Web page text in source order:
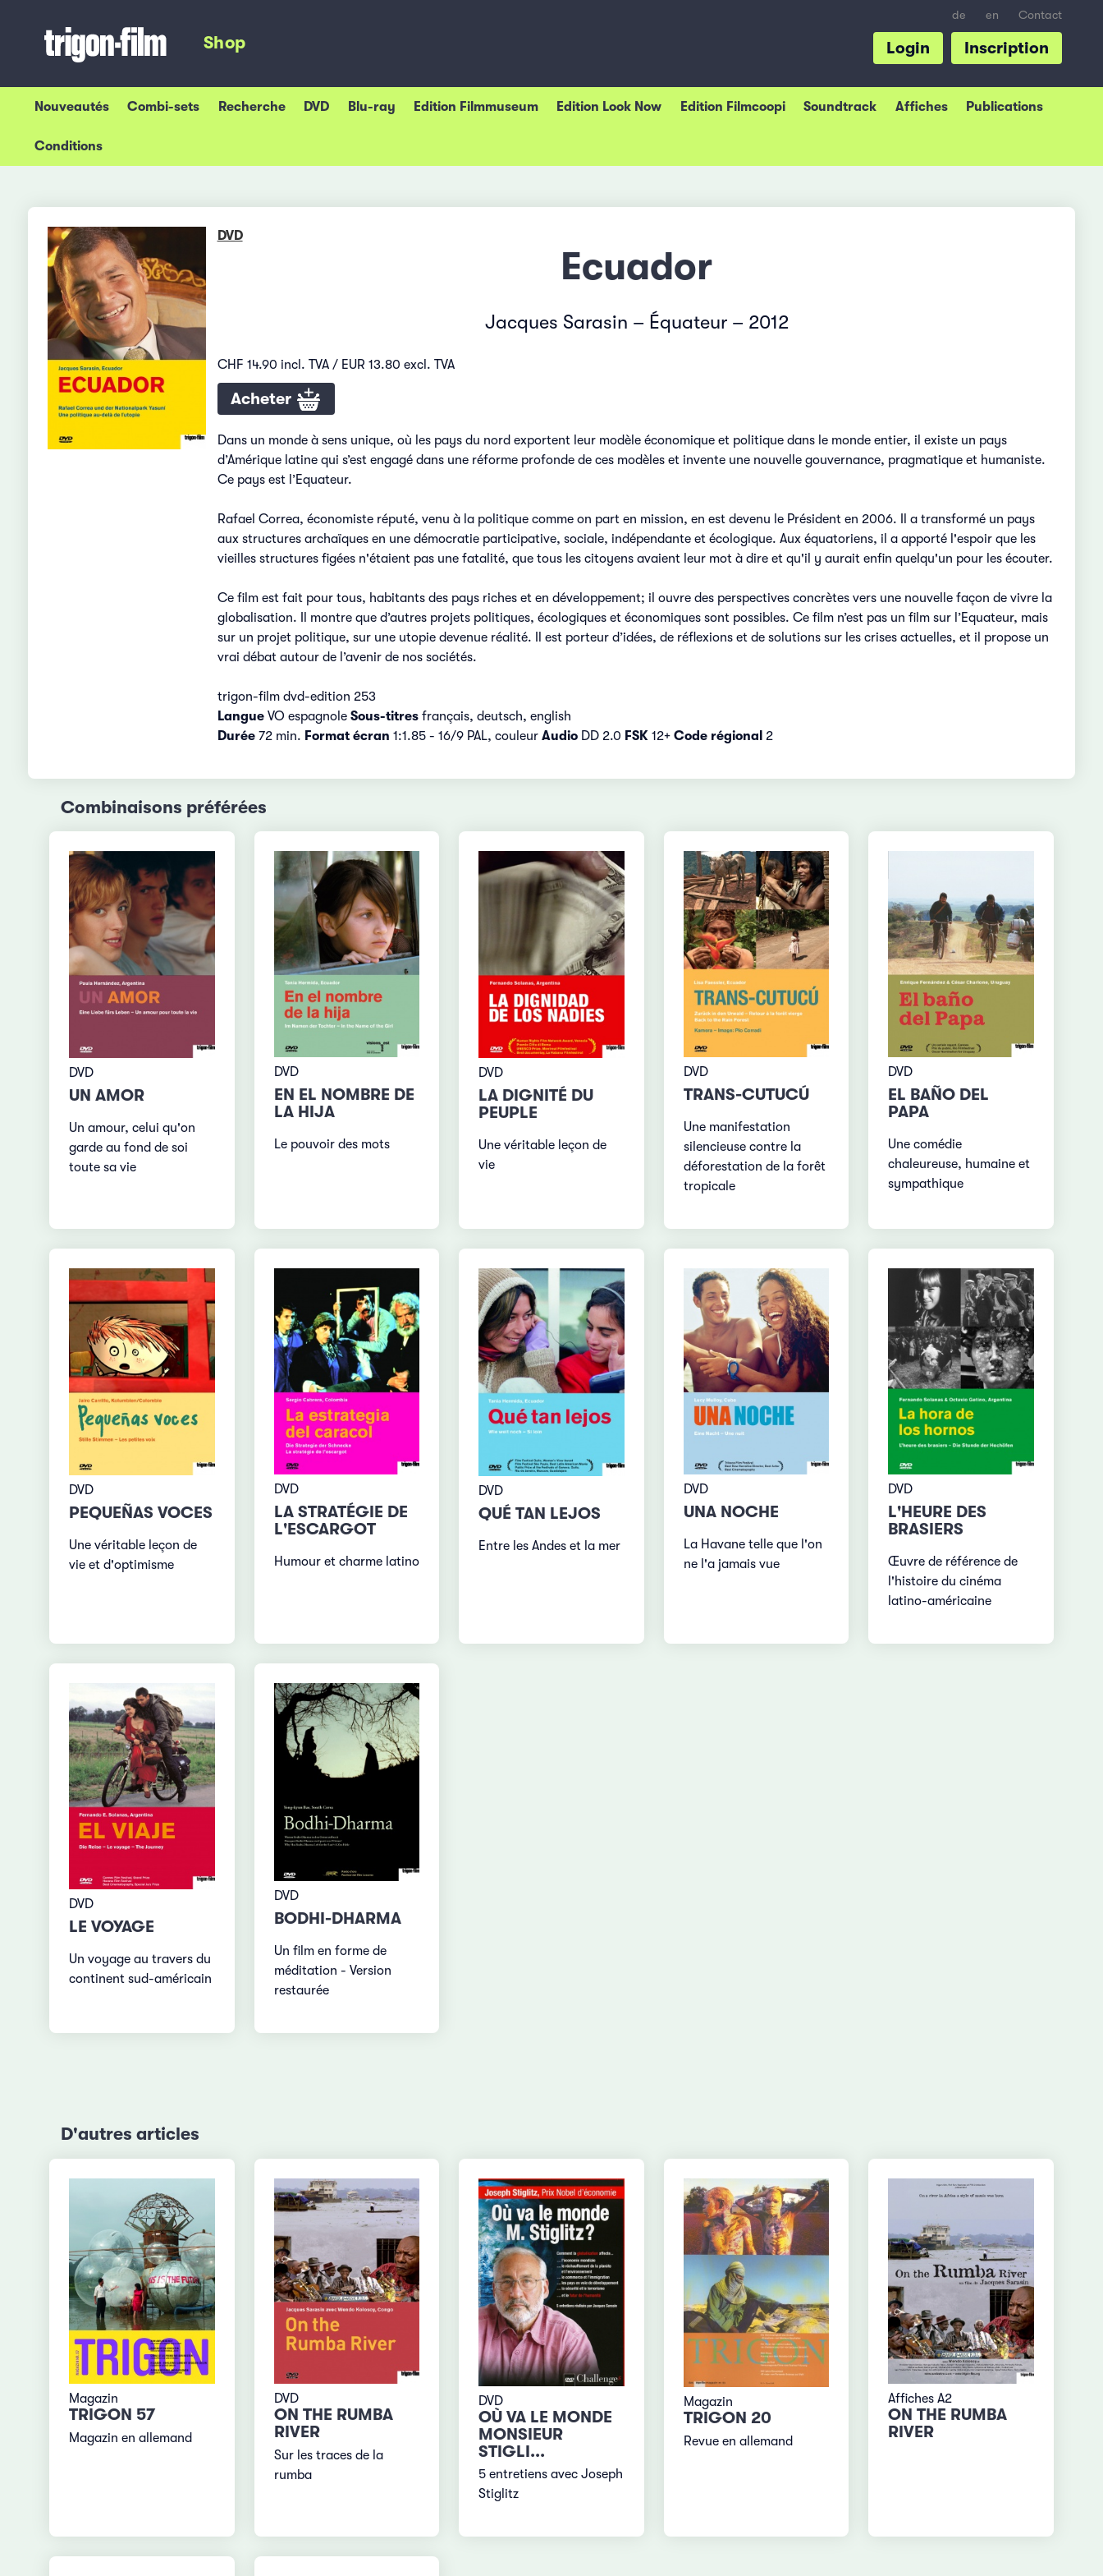
de en Contact
Shop Inscription
Login
Nouveautés Combi-sets Recherche DVD Blu-ray Edition Filmmuseum Edition Look Now Edition Filmcoopi Soundtrack Affiches Publications
Conditions
DVD
Ecuador
Jacques Sarasin – Équateur – 2012
CHF 14.90 incl. TVA / EUR 13.80 excl. TVA
Acheter
Dans un monde à sens unique, où les pays du nord exportent leur modèle économique et politique dans le monde entier, il existe un pays
d’Amérique latine qui s’est engagé dans une réforme profonde de ces modèles et invente une nouvelle gouvernance, pragmatique et humaniste.
Ce pays est l’Equateur.
Rafael Correa, économiste réputé, venu à la politique comme on part en mission, en est devenu le Président en 2006. Il a transformé un pays
aux structures archaïques en une démocratie participative, sociale, indépendante et écologique. Aux équatoriens, il a apporté l'espoir que les
vieilles structures figées n'étaient pas une fatalité, que tous les citoyens avaient leur mot à dire et qu'il y aurait enfin quelqu'un pour les écouter.
Ce film est fait pour tous, habitants des pays riches et en développement; il ouvre des perspectives concrètes vers une nouvelle façon de vivre la
globalisation. Il montre que d’autres projets politiques, écologiques et économiques sont possibles. Ce film n’est pas un film sur l’Equateur, mais
sur un projet politique, sur une utopie devenue réalité. Il est porteur d’idées, de réflexions et de solutions sur les crises actuelles, et il propose un
vrai débat autour de l’avenir de nos sociétés.
trigon-film dvd-edition 253
Langue VO espagnole Sous-titresfrançais, deutsch, english
Durée 72 min. Format écran 1:1.85 - 16/9 PAL, couleur AudioDD 2.0 FSK12+ Code régional 2
Combinaisons préférées
DVD
UN AMOR
Un amour, celui qu'on
garde au fond de soi
toute sa vie
DVD
EN EL NOMBRE DE
LA HIJA
Le pouvoir des mots
DVD
LA DIGNITÉ DU
PEUPLE
Une véritable leçon de
vie
DVD
TRANS-CUTUCÚ
Une manifestation
silencieuse contre la
déforestation de la forêt
tropicale
DVD
EL BAÑO DEL
PAPA
Une comédie
chaleureuse, humaine et
sympathique
DVD
PEQUEÑAS VOCES
Une véritable leçon de
vie et d'optimisme
DVD
LA STRATÉGIE DE
L'ESCARGOT
Humour et charme latino
DVD
QUÉ TAN LEJOS
Entre les Andes et la mer
DVD
UNA NOCHE
La Havane telle que l'on
ne l'a jamais vue
DVD
L'HEURE DES
BRASIERS
Œuvre de référence de
l'histoire du cinéma
latino-américaine
DVD
LE VOYAGE
Un voyage au travers du
continent sud-américain
DVD
BODHI-DHARMA
Un film en forme de
méditation - Version
restaurée
D'autres articles
Magazin
TRIGON 57
Magazin en allemand
DVD
ON THE RUMBA
RIVER
Sur les traces de la
rumba
DVD
OÙ VA LE MONDE
MONSIEUR
STIGLI...
5 entretiens avec Joseph
Stiglitz
Magazin
TRIGON 20
Revue en allemand
Affiches A2
ON THE RUMBA
RIVER